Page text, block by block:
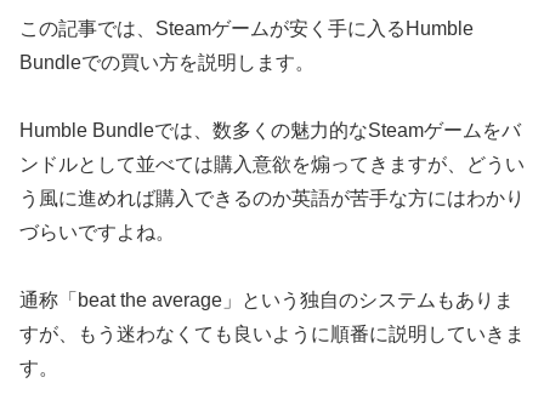
この記事では、Steamゲームが安く手に入るHumble
Bundleでの買い方を説明します。
Humble Bundleでは、数多くの魅力的なSteamゲームをバ
ンドルとして並べては購入意欲を煽ってきますが、どうい
う風に進めれば購入できるのか英語が苦手な方にはわかり
づらいですよね。
通称「beat the average」という独自のシステムもありま
すが、もう迷わなくても良いように順番に説明していきま
す。